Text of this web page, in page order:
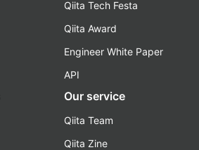
Qiita Tech Festa
Qiita Award
Engineer White Paper
API
Our service
Qiita Team
Qiita Zine